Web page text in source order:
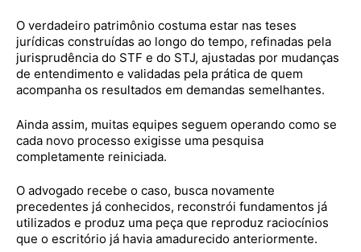
O verdadeiro patrimônio costuma estar nas teses
jurídicas construídas ao longo do tempo, refinadas pela
jurisprudência do STF e do STJ, ajustadas por mudanças
de entendimento e validadas pela prática de quem
acompanha os resultados em demandas semelhantes.
Ainda assim, muitas equipes seguem operando como se
cada novo processo exigisse uma pesquisa
completamente reiniciada.
O advogado recebe o caso, busca novamente
precedentes já conhecidos, reconstrói fundamentos já
utilizados e produz uma peça que reproduz raciocínios
que o escritório já havia amadurecido anteriormente.